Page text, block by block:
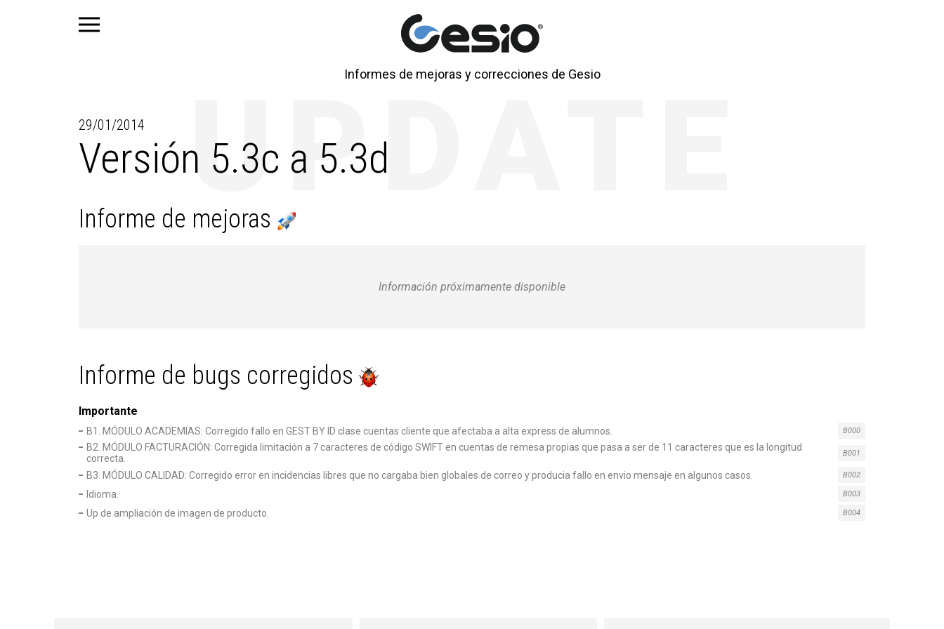
Informes de mejoras y correcciones de Gesio
29/01/2014
Versión 5.3c a 5.3d
Informe de mejoras
Información próximamente disponible
Informe de bugs corregidos
Importante
B1. MÓDULO ACADEMIAS: Corregido fallo en GEST BY ID clase cuentas cliente que afectaba a alta express de alumnos. B000
B2. MÓDULO FACTURACIÓN: Corregida limitación a 7 caracteres de código SWIFT en cuentas de remesa propias que pasa a ser de 11 caracteres que es la longitud
correcta.
B001
B3. MÓDULO CALIDAD: Corregido error en incidencias libres que no cargaba bien globales de correo y producia fallo en envio mensaje en algunos casos. B002
Idioma. B003
Up de ampliación de imagen de producto. B004